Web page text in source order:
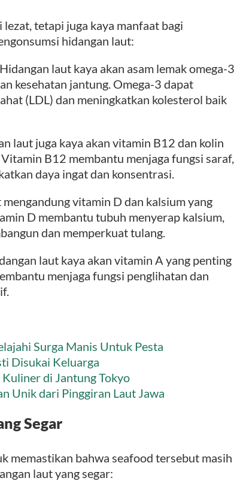
tetapi juga kaya manfaat bagi
hidangan laut:
Hidangan laut kaya akan asam lemak omega-3
kesehatan jantung. Omega-3 dapat
(LDL) dan meningkatkan kolesterol baik
laut juga kaya akan vitamin B12 dan kolin
B12 membantu menjaga fungsi saraf,
daya ingat dan konsentrasi.
vitamin D dan kalsium yang
D membantu tubuh menyerap kalsium,
dan memperkuat tulang.
laut kaya akan vitamin A yang penting
menjaga fungsi penglihatan dan
Surga Manis Untuk Pesta
Disukai Keluarga
di Jantung Tokyo
Unik dari Pinggiran Laut Jawa
Segar
memastikan bahwa seafood tersebut masih
laut yang segar: